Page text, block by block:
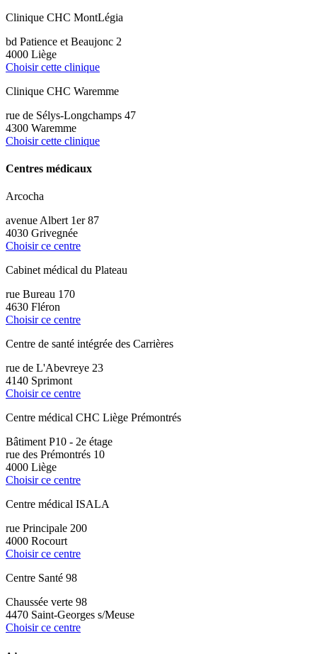
Clinique CHC MontLégia
bd Patience et Beaujonc 2
4000 Liège
Choisir cette clinique
Clinique CHC Waremme
rue de Sélys-Longchamps 47
4300 Waremme
Choisir cette clinique
Centres médicaux
Arcocha
avenue Albert 1er 87
4030 Grivegnée
Choisir ce centre
Cabinet médical du Plateau
rue Bureau 170
4630 Fléron
Choisir ce centre
Centre de santé intégrée des Carrières
rue de L'Abevreye 23
4140 Sprimont
Choisir ce centre
Centre médical CHC Liège Prémontrés
Bâtiment P10 - 2e étage
rue des Prémontrés 10
4000 Liège
Choisir ce centre
Centre médical ISALA
rue Principale 200
4000 Rocourt
Choisir ce centre
Centre Santé 98
Chaussée verte 98
4470 Saint-Georges s/Meuse
Choisir ce centre